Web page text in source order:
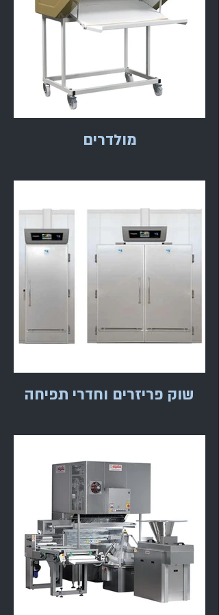
מולדרים
שוק פריזרים וחדרי תפיחה